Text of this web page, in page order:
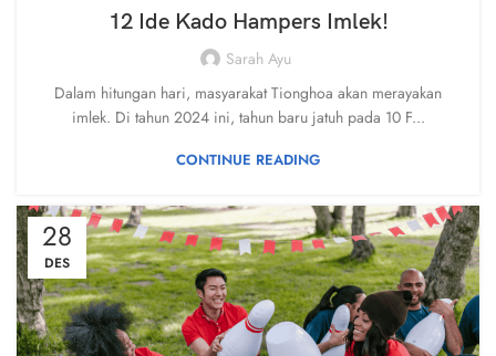
12 Ide Kado Hampers Imlek!
Sarah Ayu
Dalam hitungan hari, masyarakat Tionghoa akan merayakan
imlek. Di tahun 2024 ini, tahun baru jatuh pada 10 F...
CONTINUE READING
28
DES